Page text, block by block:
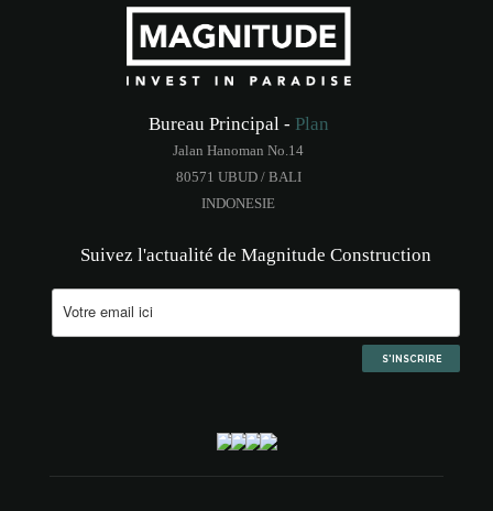
Bureau Principal - Plan
Jalan Hanoman No.14
80571 UBUD / BALI
INDONESIE
Suivez l'actualité de Magnitude Construction